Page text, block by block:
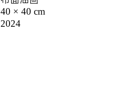
40 × 40 cm
2024